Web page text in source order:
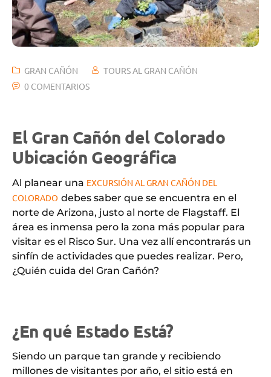
GRAN CAÑÓN
TOURS AL GRAN CAÑÓN
0 COMENTARIOS
El Gran Cañón del Colorado
Ubicación Geográfica
Al planear una EXCURSIÓN AL GRAN CAÑÓN DEL
COLORADO debes saber que se encuentra en el
norte de Arizona, justo al norte de Flagstaff. El
área es inmensa pero la zona más popular para
visitar es el Risco Sur. Una vez allí encontrarás un
sinfín de actividades que puedes realizar. Pero,
¿Quién cuida del Gran Cañón?
¿En qué Estado Está?
Siendo un parque tan grande y recibiendo
millones de visitantes por año, el sitio está en